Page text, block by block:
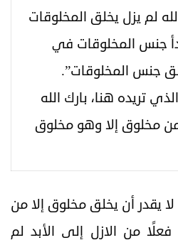
لم يزل يخلق المخلوقات
جنس المخلوقات في
جنس المخلوقات”.
تريده هنا، بارك الله
من مخلوق إلا وهو مخلوق
يقدر أن يخلق مخلوق إلا من
من الازل إلى الأبد لم